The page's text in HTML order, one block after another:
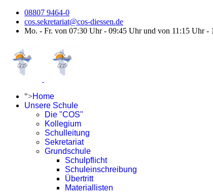
08807 9464-0
cos.sekretariat@cos-diessen.de
Mo. - Fr. von 07:30 Uhr - 09:45 Uhr und von 11:15 Uhr -
">Home
Unsere Schule
Die "COS"
Kollegium
Schulleitung
Sekretariat
Grundschule
Schulpflicht
Schuleinschreibung
Übertritt
Materiallisten